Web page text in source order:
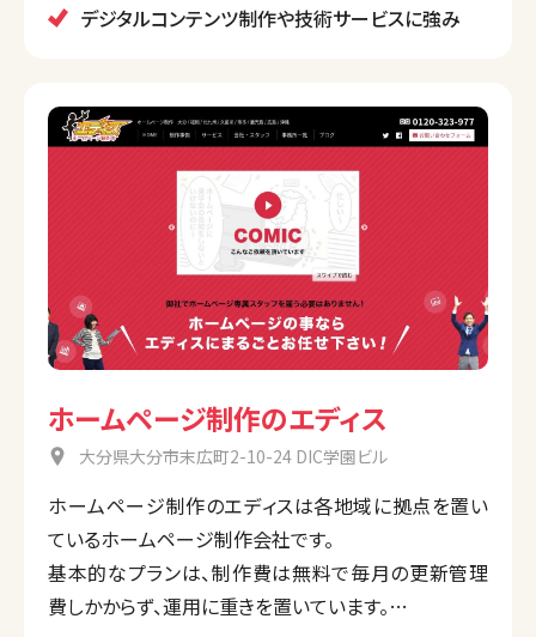
デジタルコンテンツ制作や技術サービスに強み
ホームページ制作のエディス
大分県大分市末広町2-10-24 DIC学園ビル
ホームページ制作のエディスは各地域に拠点を置い
ているホームページ制作会社です。
基本的なプランは、制作費は無料で毎月の更新管理
費しかからず、運用に重きを置いています。